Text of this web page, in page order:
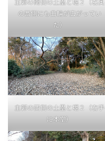
の西側にも曲輪が広がってい
た）
主郭の西側の土塁と堀２（右手
に本堂）